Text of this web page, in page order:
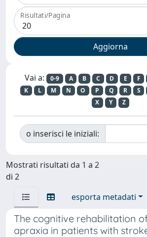
Risultati/Pagina
Vai a: 0-9 A B C D E F
K
L M N O P Q R S
X
Y Z
o inserisci le iniziali:
Mostrati risultati da 1 a 2
di 2
esporta metadati
The cognitive rehabilitation
apraxia in patients with